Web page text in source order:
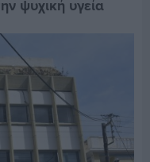
ψυχική υγεία